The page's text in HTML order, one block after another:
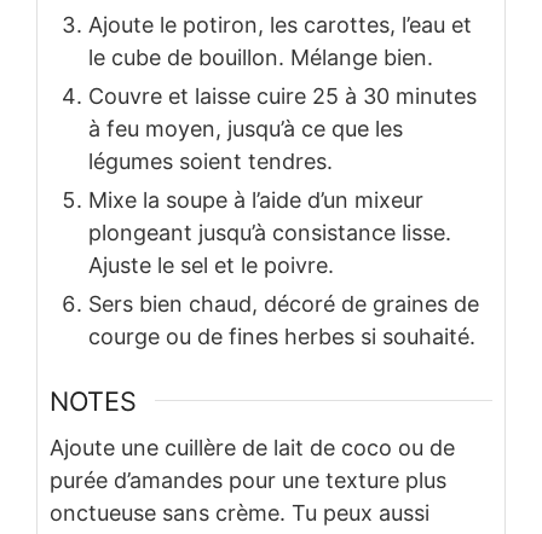
Ajoute le potiron, les carottes, l’eau et
le cube de bouillon. Mélange bien.
Couvre et laisse cuire 25 à 30 minutes
à feu moyen, jusqu’à ce que les
légumes soient tendres.
Mixe la soupe à l’aide d’un mixeur
plongeant jusqu’à consistance lisse.
Ajuste le sel et le poivre.
Sers bien chaud, décoré de graines de
courge ou de fines herbes si souhaité.
NOTES
Ajoute une cuillère de lait de coco ou de
purée d’amandes pour une texture plus
onctueuse sans crème. Tu peux aussi